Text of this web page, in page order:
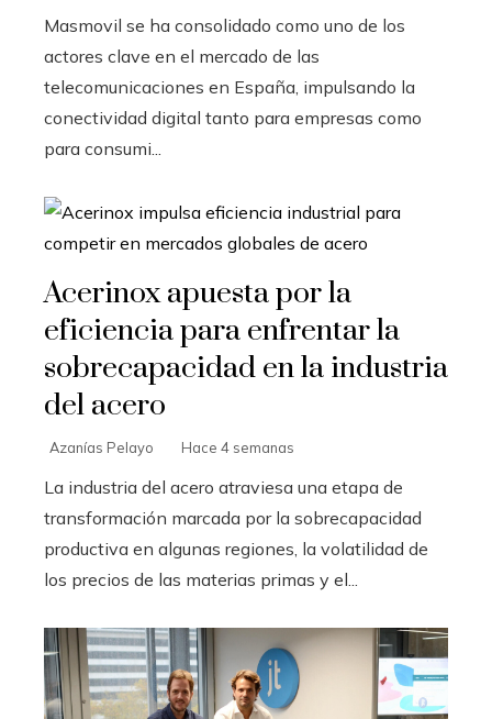
Masmovil se ha consolidado como uno de los
actores clave en el mercado de las
telecomunicaciones en España, impulsando la
conectividad digital tanto para empresas como
para consumi...
Acerinox apuesta por la
eficiencia para enfrentar la
sobrecapacidad en la industria
del acero
Azanías Pelayo Hace 4 semanas
La industria del acero atraviesa una etapa de
transformación marcada por la sobrecapacidad
productiva en algunas regiones, la volatilidad de
los precios de las materias primas y el...